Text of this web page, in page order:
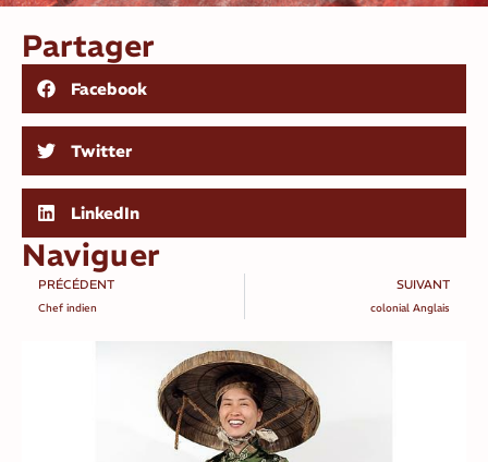
Partager
Facebook
Twitter
LinkedIn
Naviguer
PRÉCÉDENT
Chef indien
SUIVANT
colonial Anglais